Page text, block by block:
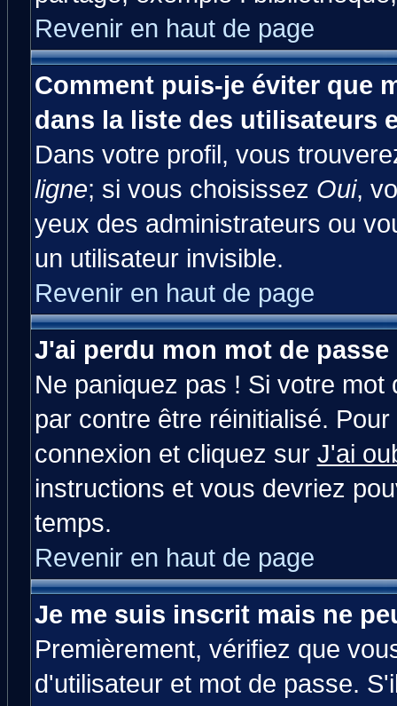
Revenir en haut de page
Comment puis-je éviter que
dans la liste des utilisateurs
Dans votre profil, vous
ligne; si vous choisissez Oui,
yeux des administrateurs ou
un utilisateur invisible.
Revenir en haut de page
J'ai perdu mon mot de passe
Ne paniquez pas ! Si votre
par contre être réinitialisé.
connexion et cliquez sur J'ai
instructions et vous devriez
temps.
Revenir en haut de page
Je me suis inscrit mais ne
Premièrement, vérifiez que
d'utilisateur et mot de passe.